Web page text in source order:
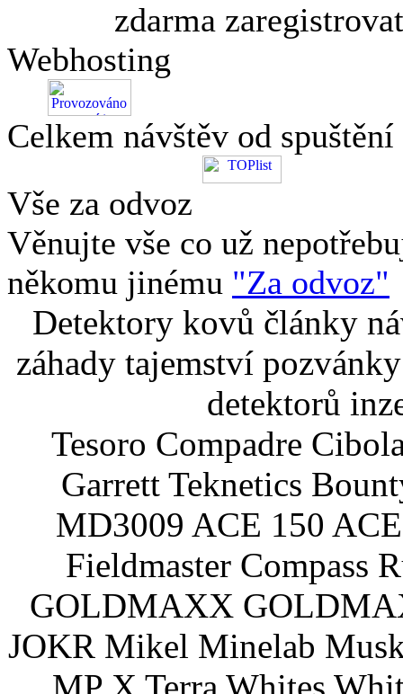
zdarma
Webhosting
Celkem návštěv od
Vše za odvoz
Věnujte vše co už
někomu jinému "Za odvoz"
Detektory kovů články
záhady tajemství
detektorů
Tesoro Compadre
Garrett Teknetics
MD3009 ACE 150
Fieldmaster Compass
GOLDMAXX
JOKR Mikel Minelab